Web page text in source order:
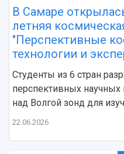
В Самаре
летняя
"Перспективные
технологии и
Студенты из 6 стран
перспективных научных
над Волгой зонд для
22.06.2026